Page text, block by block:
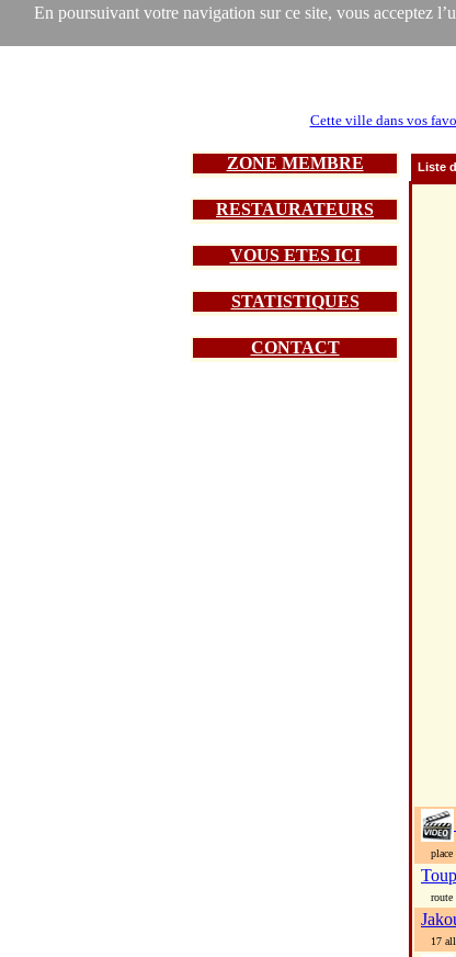
En poursuivant votre navigation sur ce site, vous acceptez
Cette ville dans vos
ZONE MEMBRE
RESTAURATEURS
VOUS ETES ICI
STATISTIQUES
CONTACT
Liste
place
route
17